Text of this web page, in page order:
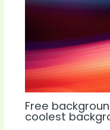
Free
coolest